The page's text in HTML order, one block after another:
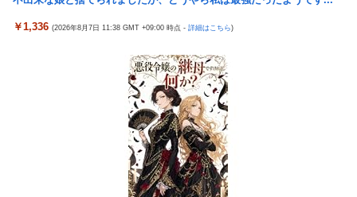
福岡県議会「海外旅行じゃない、海外活動だ！」→視察費2.65億
【画像】かつて天下を獲っていたYouTuberの現在ｗｗｗｗ
【悲報】コレコレ、月収1億円ｗｗｗそりゃ外出るのにボディガ
【悲報】福岡の電車、完全にやらかす。構内アナウンスでド下ネ
タを連発するｗｗｗｗｗ
【悲報】有名漫画家、がんを公表「大腸癌になってしまいまし
た。肝臓に転移も見られてステージ4です」
【画像】ジェフ・ベゾスさん（資産約43兆7700億円）の嫁がコチ
ラｗｗｗｗｗ
パチンコ配信者さん、ミスでSEEDをパンクさせてしまう…
投資家ワイ、スマホポチッとするだけで大金を稼いでしまう
積水ハウス「地面師に55億円騙し取られた…」ワイ「はえーかわ
いそう…会社滅茶苦茶やろなぁ」
【ビスティ打法】ガチで疑問なんだけどオカルト信者って台を休
ませなかったら爆連したっていう思考にはならないの？
￥1,336 (2026年8月7日 11:38 GMT +09:00 時点 - 詳細はこちら)